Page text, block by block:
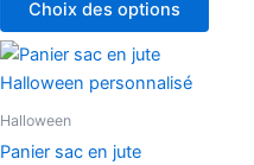
Choix des options
Halloween
Panier sac en jute